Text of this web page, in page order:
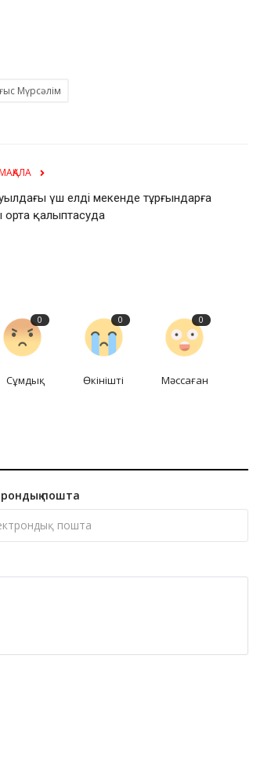
Мүрсәлім
үш елді мекенде тұрғындарға
қалыптасуда
0
Сұмдық
0
Өкінішті
0
Мәссаған
пошта